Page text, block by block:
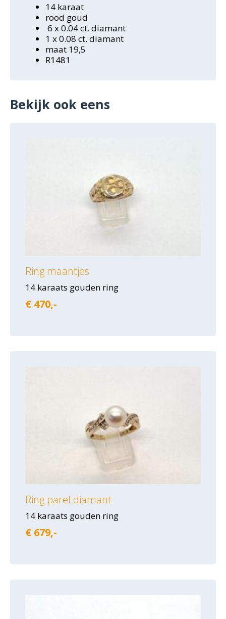
14 karaat
rood goud
6 x 0.04 ct. diamant
1 x 0.08 ct. diamant
maat 19,5
R1481
Bekijk ook eens
Ring maantjes
14 karaats gouden ring
€ 470,-
Ring parel diamant
14 karaats gouden ring
€ 679,-